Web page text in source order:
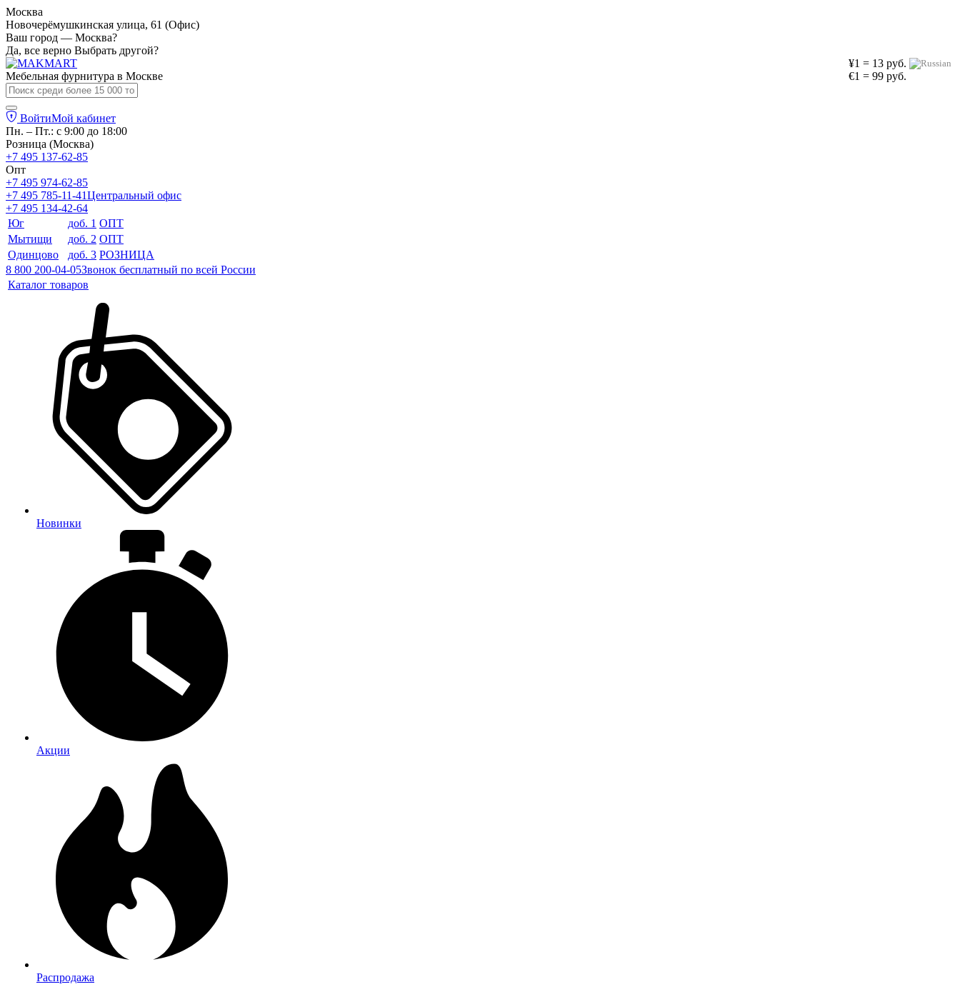
Москва
Новочерёмушкинская улица, 61 (Офис)
Ваш город — Москва?
Да, все верно Выбрать другой?
¥1 = 13 руб.
€1 = 99 руб.
Мебельная фурнитура в Москве
ВойтиМой кабинет
Пн. – Пт.: с 9:00 до 18:00
Розница (Москва)
+7 495 137-62-85
Опт
+7 495 974-62-85
+7 495 785-11-41Центральный офис
+7 495 134-42-64
Юг
доб. 1 ОПТ
Мытищи
доб. 2 ОПТ
Одинцово
доб. 3 РОЗНИЦА
8 800 200-04-05Звонок бесплатный по всей России
Каталог товаров
Новинки
Акции
Распродажа